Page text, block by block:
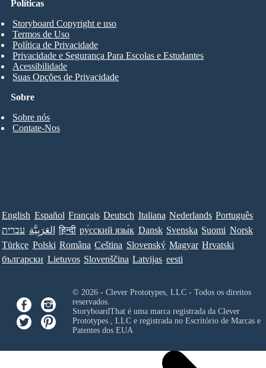
Sobre
Sobre nós
Contate-Nos
Políticas
Storyboard Copyright e uso
Termos de Uso
Política de Privacidade
Privacidade e Segurança Para Escolas e Estudantes
Acessibilidade
Suas Opções de Privacidade
English Español Français Deutsch Italiana Nederlands Português
עברית العَرَبِيَّة हिन्दी ру́сский язы́к Dansk Svenska Suomi Norsk
Türkçe Polski Româna Ceština Slovenský Magyar Hrvatski
български Lietuvos Slovenščina Latvijas eesti
© 2026 - Clever Prototypes, LLC - Todos os direitos
reservados.
StoryboardThat é uma marca registrada da Clever
Prototypes , LLCe registrada no Escritório de Marcas e
Patentes dos EUA